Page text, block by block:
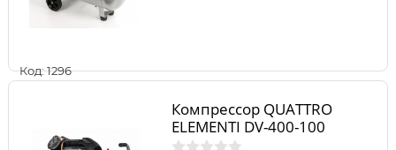
Код: 1296
Компрессор QUATTRO
ELEMENTI DV-400-100